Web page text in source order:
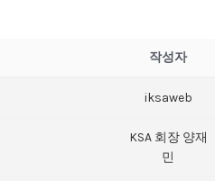
작성자
iksaweb
KSA 회장 양재
민